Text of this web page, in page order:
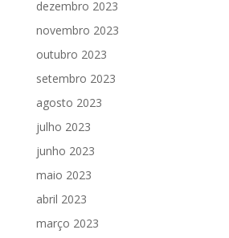
dezembro 2023
novembro 2023
outubro 2023
setembro 2023
agosto 2023
julho 2023
junho 2023
maio 2023
abril 2023
março 2023